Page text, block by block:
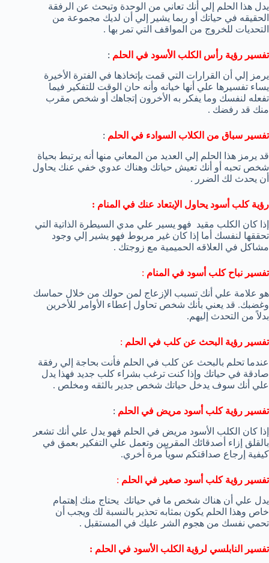
يدل هذا الحلم إلي أنك تعاني من الوحدة وتبحث عن الرفقة
الحقيقه في حياتك أو ربما يشير إلي أن لديك مجموعة من
التحديات للخروج من المواقف التي تمر بها .
تفسير رؤية رأس الكلب الأسود في الحلم :
يرمز إلي أن القرارات التي قمت بإتخاذها في الفترة الأخيرة
يساء تفسيرها علي أنها خيانه وأنه حان الوقت للتفكير فيما
تفعله لنفسك وما يفكر به الأخرون إتجاهك أو شخص مقرب
منك قد رفضك .
تفسير سباق من الكلاب السوادء في الحلم :
قد يرمز هذا الحلم إلي العديد من المعاني منها أنه يرتبط بحياة
شخص تحبه أو أنك تعيش حياتك وهناك عدوي خفي عنك يحاول
أن يحدث لك الضرر .
رؤية كلب أسود يحاول الإبتعاد عنك في المنام :
إذا كان الكلب مقيد فهو يسير علي مدي السيطرة الذاتية التي
تحققها لنفسك أما إذا كان غير مربوط فهو يشير إلي وجود
مشاكل في العلاقه الحميمية مع زوجتك .
تفسير نباح كلب أسود في المنام :
هو علامة علي أنك تسبب الإزعاج لمن حولك من خلال حماسك
وغضبك. قد يعني بأنك شخص تحاول إعطاء الأوامر للأخرين
بدلاً من التحدث إليهم.
تفسير رؤية البحث عن كلب في الحلم :
عندما تحلم بالبحث عن كلب في الحلم فأنت بحاجة إلي رفقة
صادقة في حياتك وإذا كنت ترغب بشراء كلب جديد فهذا يدل
علي أنك سوف يدخل حياتك شخص جدير بالثقه ومخلص .
تفسير رؤية كلب أسود مريض في الحلم :
إذا كان الكلب الأسود مريض في الحلم فهو يدل علي أنك تشعر
بالقلق إزاء أصدقائك المقربين وتعمل علي التفكير بعمق في
كيفية إرجاع صداقتكم سوياً مرة أخري.
تفسير رؤية كلب أسود صغير في الحلم :
يدل علي أن هناك شخص ما في حياتك يحتاج منك إهتمام
خاص وهذا الحلم يكون بمثابه تحذير بالنسبة لك ويجب أن
تحمي نفسك من هجوم الشر عليك في المستقبل .
تفسير النابلسي لرؤية الكلب الأسود في الحلم :